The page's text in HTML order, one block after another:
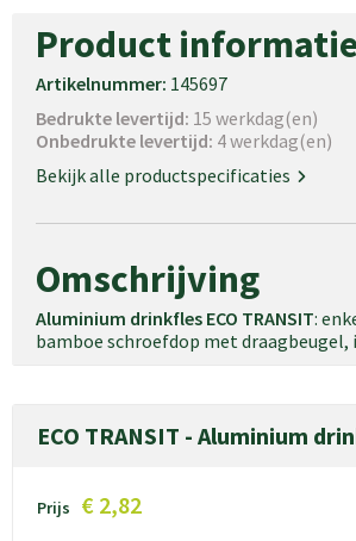
Product informatie
Artikelnummer: 145697
Bedrukte levertijd: 15 werkdag(en)
Onbedrukte levertijd: 4 werkdag(en)
Bekijk alle productspecificaties
Omschrijving
Aluminium drinkfles ECO TRANSIT:
bamboe schroefdop met draagbeugel,
ECO TRANSIT - Aluminium
Prijs € 2,82